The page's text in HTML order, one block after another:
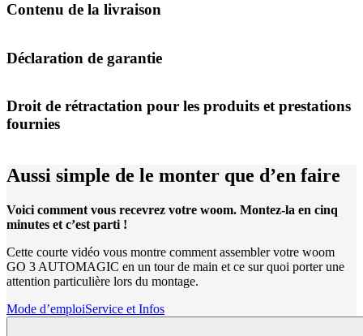
Contenu de la livraison
Déclaration de garantie
Droit de rétractation pour les produits et prestations
fournies
Aussi simple de le monter que d’en faire
Voici comment vous recevrez votre woom. Montez-la en cinq
minutes et c’est parti !
Cette courte vidéo vous montre comment assembler votre woom
GO 3 AUTOMAGIC en un tour de main et ce sur quoi porter une
attention particulière lors du montage.
Mode d’emploiService et Infos